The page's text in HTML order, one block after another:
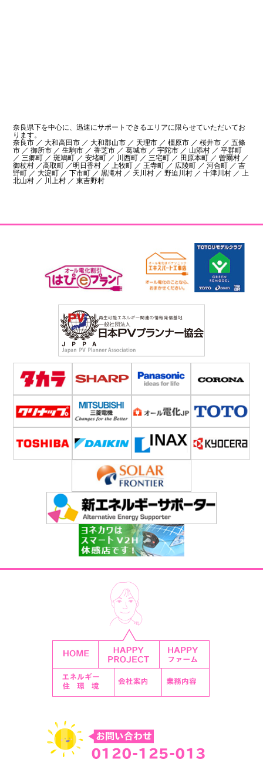
奈良県下を中心に、迅速にサポートできるエリアに限らせていただいてお
ります。
奈良市 ／ 大和高田市 ／ 大和郡山市 ／ 天理市 ／ 橿原市 ／ 桜井市 ／ 五條
市 ／ 御所市 ／ 生駒市 ／ 香芝市 ／ 葛城市 ／ 宇陀市 ／ 山添村 ／ 平群町
／ 三郷町 ／ 斑鳩町 ／ 安堵町 ／ 川西町 ／ 三宅町 ／ 田原本町 ／ 曽爾村 ／
御杖村 ／高取町 ／明日香村 ／ 上牧町 ／ 王寺町 ／ 広陵町 ／ 河合町 ／ 吉
野町 ／ 大淀町 ／ 下市町 ／ 黒滝村 ／ 天川村 ／ 野迫川村 ／ 十津川村 ／ 上
北山村 ／ 川上村 ／ 東吉野村